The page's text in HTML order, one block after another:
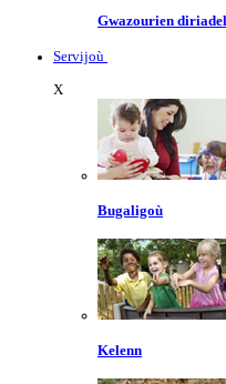
Gwazourien diriadel
Servijoù
X
Bugaligoù
Kelenn